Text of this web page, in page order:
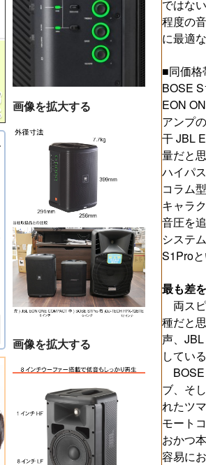
画像を拡大する
画像を拡大する
ではな
程度の
に最適な
■同価格
BOSE
EON
アンプ
干 JBL
量だと
ハイパ
コラム
キャラ
音圧を
システ
S1Proと
最も差
両ス
種だと
声、
してい
BOSE
ブ、そ
れたツ
モート
おかつ
容易に